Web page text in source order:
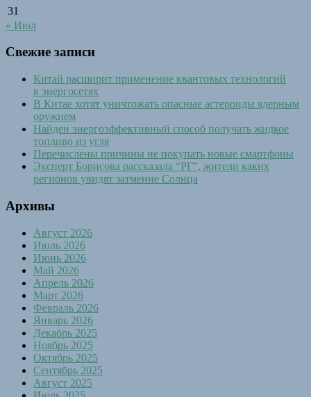
31
« Июл
Свежие записи
Китай расширит применение квантовых технологий
в энергосетях
В Китае хотят уничтожать опасные астероиды ядерным
оружием
Найден энергоэффективный способ получать жидкое
топливо из угля
Перечислены причины не покупать новые смартфоны
Эксперт Борисова рассказала “РГ”, жители каких
регионов увидят затмение Солнца
Архивы
Август 2026
Июль 2026
Июнь 2026
Май 2026
Апрель 2026
Март 2026
Февраль 2026
Январь 2026
Декабрь 2025
Ноябрь 2025
Октябрь 2025
Сентябрь 2025
Август 2025